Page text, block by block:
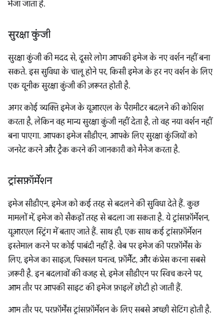
भेजा जाता है.
सुरक्षा कुंजी
सुरक्षा कुंजी की मदद से, दूसरे लोग आपकी इमेज के नए वर्शन नहीं बना
सकते. इस सुविधा के चालू होने पर, किसी इमेज के हर नए वर्शन के लिए
एक यूनीक सुरक्षा कुंजी की ज़रूरत होती है.
अगर कोई व्यक्ति इमेज के यूआरएल के पैरामीटर बदलने की कोशिश
करता है, लेकिन वह मान्य सुरक्षा कुंजी नहीं देता है, तो वह नया वर्शन नहीं
बना पाएगा. आपका इमेज सीडीएन, आपके लिए सुरक्षा कुंजियों को
जनरेट करने और ट्रैक करने की जानकारी को मैनेज करता है.
ट्रांसफ़ॉर्मेशन
इमेज सीडीएन, इमेज को कई तरह से बदलने की सुविधा देते हैं. कुछ
मामलों में, इमेज को सैकड़ों तरह से बदला जा सकता है. ये ट्रांसफ़ॉर्मेशन,
यूआरएल स्ट्रिंग में बताए जाते हैं. साथ ही, एक साथ कई ट्रांसफ़ॉर्मेशन
इस्तेमाल करने पर कोई पाबंदी नहीं है. वेब पर इमेज की परफ़ॉर्मेंस के
लिए, इमेज का साइज़, पिक्सल घनत्व, फ़ॉर्मैट, और कंप्रेस करना सबसे
ज़रूरी है. इन बदलावों की वजह से, इमेज सीडीएन पर स्विच करने पर,
आम तौर पर आपकी साइट की इमेज फ़ाइलें छोटी हो जाती हैं.
आम तौर पर, परफ़ॉर्मेंस ट्रांसफ़ॉर्मेशन के लिए सबसे अच्छी सेटिंग होती है.